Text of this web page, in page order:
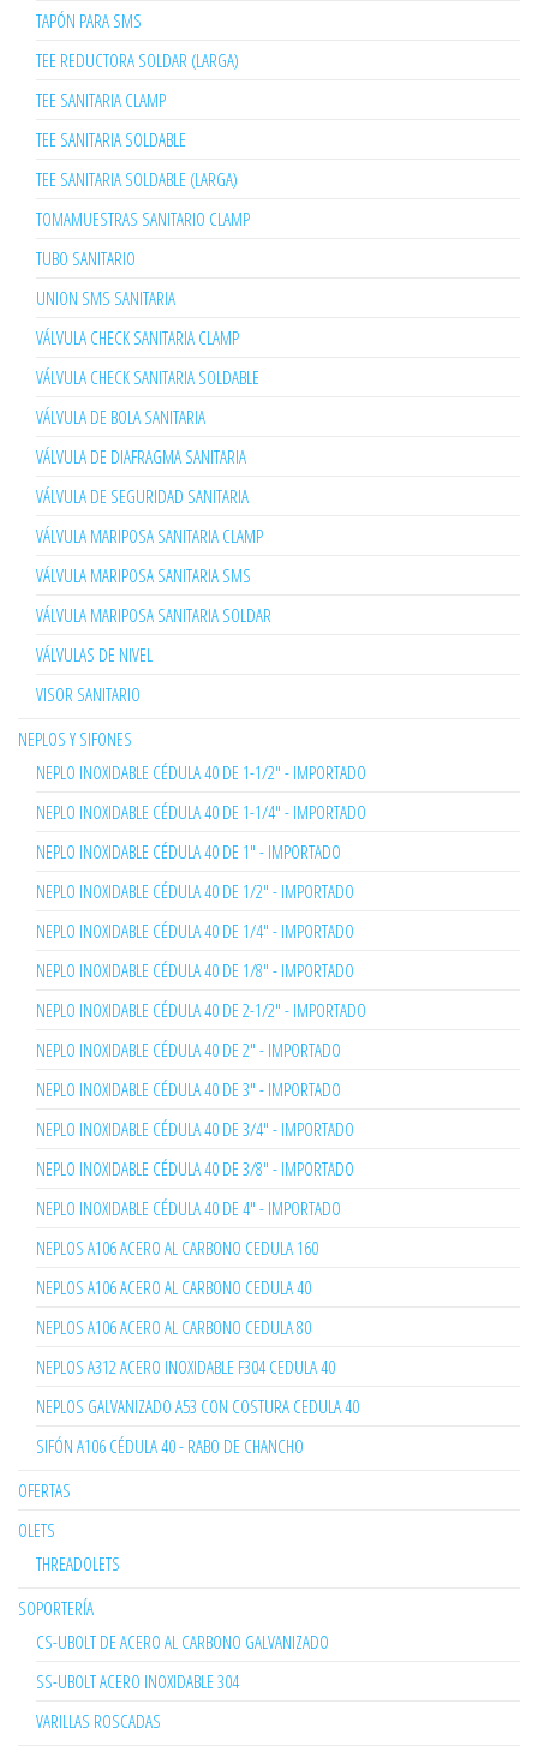
TAPÓN PARA SMS
TEE REDUCTORA SOLDAR (LARGA)
TEE SANITARIA CLAMP
TEE SANITARIA SOLDABLE
TEE SANITARIA SOLDABLE (LARGA)
TOMAMUESTRAS SANITARIO CLAMP
TUBO SANITARIO
UNION SMS SANITARIA
VÁLVULA CHECK SANITARIA CLAMP
VÁLVULA CHECK SANITARIA SOLDABLE
VÁLVULA DE BOLA SANITARIA
VÁLVULA DE DIAFRAGMA SANITARIA
VÁLVULA DE SEGURIDAD SANITARIA
VÁLVULA MARIPOSA SANITARIA CLAMP
VÁLVULA MARIPOSA SANITARIA SMS
VÁLVULA MARIPOSA SANITARIA SOLDAR
VÁLVULAS DE NIVEL
VISOR SANITARIO
NEPLOS Y SIFONES
NEPLO INOXIDABLE CÉDULA 40 DE 1-1/2" - IMPORTADO
NEPLO INOXIDABLE CÉDULA 40 DE 1-1/4" - IMPORTADO
NEPLO INOXIDABLE CÉDULA 40 DE 1" - IMPORTADO
NEPLO INOXIDABLE CÉDULA 40 DE 1/2" - IMPORTADO
NEPLO INOXIDABLE CÉDULA 40 DE 1/4" - IMPORTADO
NEPLO INOXIDABLE CÉDULA 40 DE 1/8" - IMPORTADO
NEPLO INOXIDABLE CÉDULA 40 DE 2-1/2" - IMPORTADO
NEPLO INOXIDABLE CÉDULA 40 DE 2" - IMPORTADO
NEPLO INOXIDABLE CÉDULA 40 DE 3" - IMPORTADO
NEPLO INOXIDABLE CÉDULA 40 DE 3/4" - IMPORTADO
NEPLO INOXIDABLE CÉDULA 40 DE 3/8" - IMPORTADO
NEPLO INOXIDABLE CÉDULA 40 DE 4" - IMPORTADO
NEPLOS A106 ACERO AL CARBONO CEDULA 160
NEPLOS A106 ACERO AL CARBONO CEDULA 40
NEPLOS A106 ACERO AL CARBONO CEDULA 80
NEPLOS A312 ACERO INOXIDABLE F304 CEDULA 40
NEPLOS GALVANIZADO A53 CON COSTURA CEDULA 40
SIFÓN A106 CÉDULA 40 - RABO DE CHANCHO
OFERTAS
OLETS
THREADOLETS
SOPORTERÍA
CS-UBOLT DE ACERO AL CARBONO GALVANIZADO
SS-UBOLT ACERO INOXIDABLE 304
VARILLAS ROSCADAS